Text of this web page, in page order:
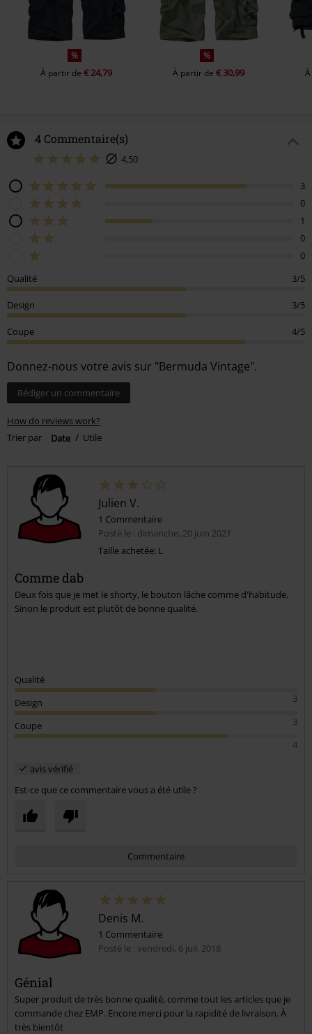
%
À partir de€ 24,79
%
À partir de€ 30,99
4 Commentaire(s)
4,50
3
0
1
0
0
Qualité
3/5
Design 3/5
Coupe 4/5
Donnez-nous votre avis sur "Bermuda Vintage".
Rédiger un commentaire
How do reviews work?
Trier par
Date Utile
Julien V.
1 Commentaire
Posté le : dimanche, 20 juin 2021
Taille achetée: L
Comme dab
Deux fois que je met le shorty, le bouton lâche comme d'habitude.
Sinon le produit est plutôt de bonne qualité.
Qualité
3
Design
3
Coupe
4
avis vérifié
Est-ce que ce commentaire vous a été utile ?
Commentaire
Envoyer le commentaire
Denis M.
1 Commentaire
Posté le : vendredi, 6 juil. 2018
Génial
Super produit de très bonne qualité, comme tout les articles que je
commande chez EMP. Encore merci pour la rapidité de livraison. À
très bientôt